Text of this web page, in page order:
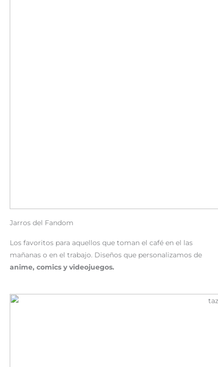
Jarros del Fandom
Los favoritos para aquellos que toman el café en el las
mañanas o en el trabajo. Diseños que personalizamos de
anime, comics y videojuegos.